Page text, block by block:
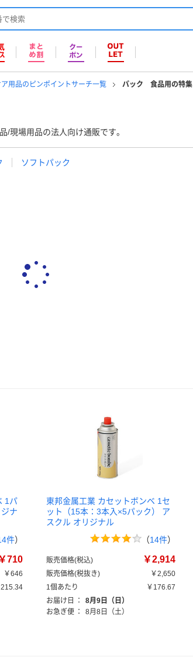
用品のピンポイントサーチ一覧 パック 食品用の特集
/現場用品の法人向け通販です。
ソフトパック
1パ
ナ
件）
710
￥646
215.34
東邦金属工業 カセットボンベ 1セ
ット（15本：3本入×5パック） ア
スクル オリジナル
（14件）
販売価格(税込) ￥2,914
販売価格(税抜き)
￥2,650
1個あたり
￥176.67
お届け日
：
8月9日（日）
お急ぎ便 ： 8月8日（土）